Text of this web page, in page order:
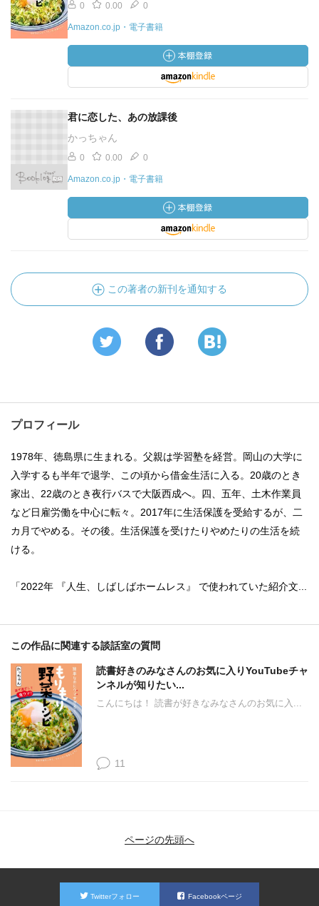
0 0.00 0
Amazon.co.jp・電子書籍
君に恋した、あの放課後
かっちゃん
0 0.00 0
Amazon.co.jp・電子書籍
この著者の新刊を通知する
プロフィール
1978年、徳島県に生まれる。父親は学習塾を経営。岡山の大学に
入学するも半年で退学、この頃から借金生活に入る。20歳のとき
家出、22歳のとき夜行バスで大阪西成へ。四、五年、土木作業員
など日雇労働を中心に転々。2017年に生活保護を受給するが、二
カ月でやめる。その後。生活保護を受けたりやめたりの生活を続
ける。
「2022年 『人生、しばしばホームレス』 で使われていた紹介文...
この作品に関連する談話室の質問
読書好きのみなさんのお気に入りYouTubeチャ
ンネルが知りたい...
こんにちは！ 読書が好きなみなさんのお気に入...
11
ページの先頭へ
Twitterフォロー Facebookページ